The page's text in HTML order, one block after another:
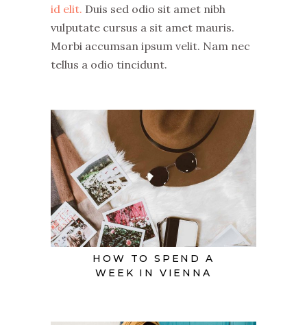
id elit. Duis sed odio sit amet nibh
vulputate cursus a sit amet mauris.
Morbi accumsan ipsum velit. Nam nec
tellus a odio tincidunt.
HOW TO SPEND A
WEEK IN VIENNA